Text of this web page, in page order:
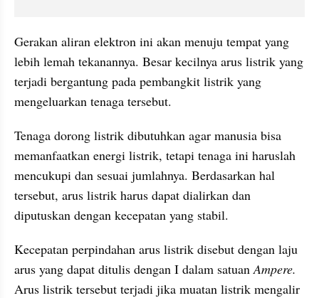
Gerakan aliran elektron ini akan menuju tempat yang
lebih lemah tekanannya. Besar kecilnya arus listrik yang
terjadi bergantung pada pembangkit listrik yang
mengeluarkan tenaga tersebut.
Tenaga dorong listrik dibutuhkan agar manusia bisa
memanfaatkan energi listrik, tetapi tenaga ini haruslah
mencukupi dan sesuai jumlahnya. Berdasarkan hal
tersebut, arus listrik harus dapat dialirkan dan
diputuskan dengan kecepatan yang stabil.
Kecepatan perpindahan arus listrik disebut dengan laju
arus yang dapat ditulis dengan I dalam satuan
Arus listrik tersebut terjadi jika muatan listrik mengalir